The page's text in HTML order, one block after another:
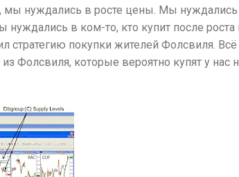
мы нуждались в росте цены. Мы
в ком-то, кто купит после
стратегию покупки жителей Фолсвиля.
Фолсвиля, которые вероятно купят у нас